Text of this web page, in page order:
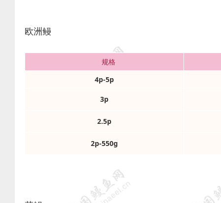
欧洲鳗
规格
4p-5p
3p
2.5p
2p-550g